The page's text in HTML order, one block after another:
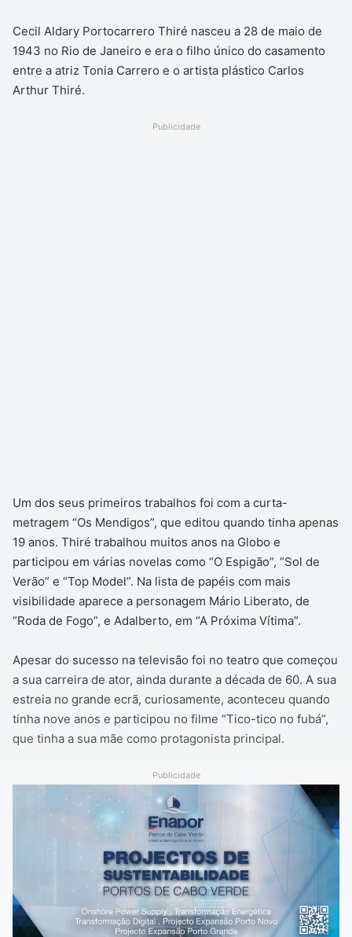
Cecil Aldary Portocarrero Thiré nasceu a 28 de maio de
1943 no Rio de Janeiro e era o filho único do casamento
entre a atriz Tonia Carrero e o artista plástico Carlos
Arthur Thiré.
Publicidade
Um dos seus primeiros trabalhos foi com a curta-
metragem “Os Mendigos”, que editou quando tinha apenas
19 anos. Thiré trabalhou muitos anos na Globo e
participou em várias novelas como “O Espigão”, “Sol de
Verão” e “Top Model”. Na lista de papéis com mais
visibilidade aparece a personagem Mário Liberato, de
“Roda de Fogo”, e Adalberto, em “A Próxima Vítima”.
Apesar do sucesso na televisão foi no teatro que começou
a sua carreira de ator, ainda durante a década de 60. A sua
estreia no grande ecrã, curiosamente, aconteceu quando
tinha nove anos e participou no filme “Tico-tico no fubá”,
que tinha a sua mãe como protagonista principal.
Publicidade